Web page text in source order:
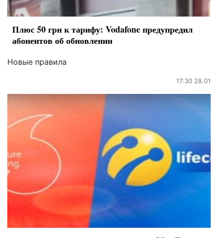
Плюс 50 грн к тарифу: Vodafone предупредил
абонентов об обновлении
Новые правила
17:30 28.01